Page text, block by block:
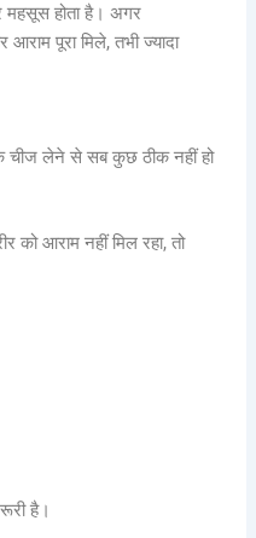
महसूस होता है। अगर
पूरा मिले, तभी ज्यादा
चीज लेने से सब कुछ ठीक नहीं हो
को आराम नहीं मिल रहा, तो
है।